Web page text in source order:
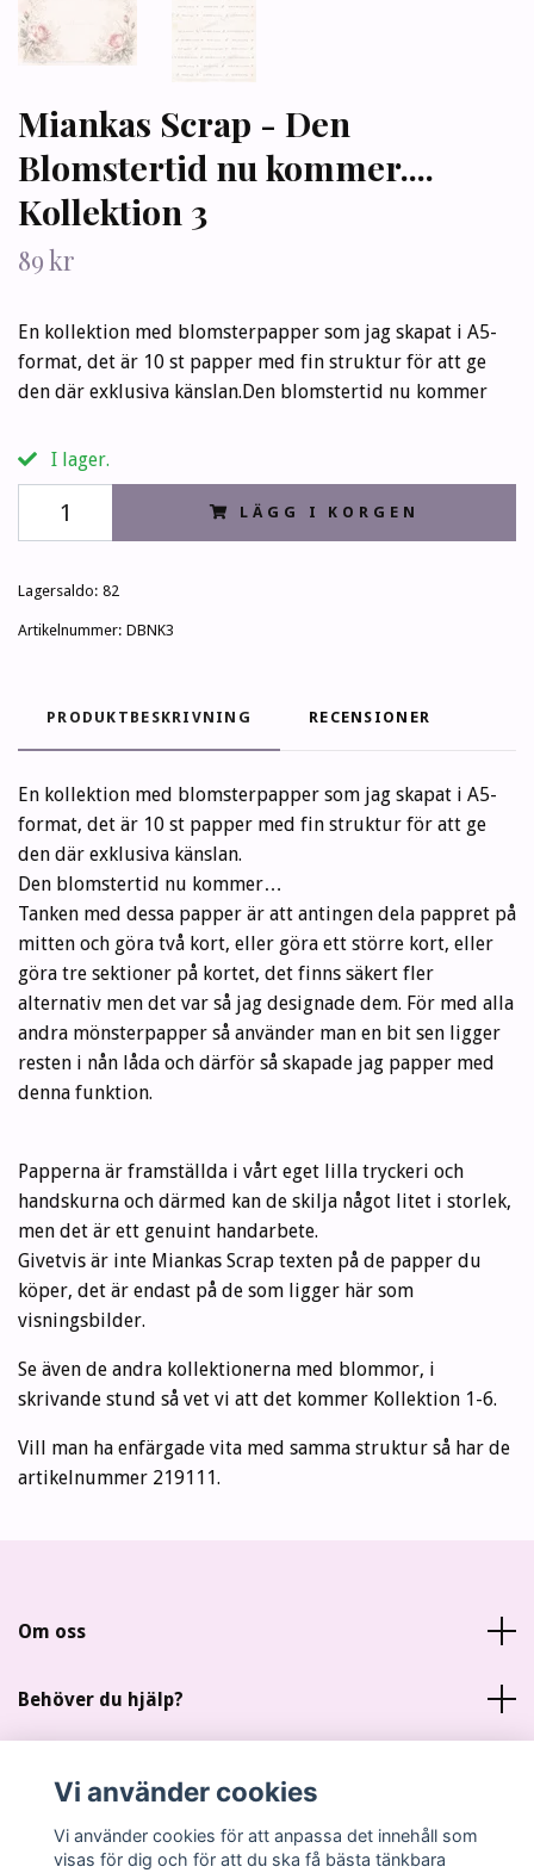
Miankas Scrap - Den
Blomstertid nu kommer....
Kollektion 3
89 kr
En kollektion med blomsterpapper som jag skapat i A5-
format, det är 10 st papper med fin struktur för att ge
den där exklusiva känslan.Den blomstertid nu kommer
I lager.
LÄGG I KORGEN
Lagersaldo: 82
Artikelnummer: DBNK3
PRODUKTBESKRIVNING RECENSIONER
En kollektion med blomsterpapper som jag skapat i A5-
format, det är 10 st papper med fin struktur för att ge
den där exklusiva känslan.
Den blomstertid nu kommer…
Tanken med dessa papper är att antingen dela pappret på
mitten och göra två kort, eller göra ett större kort, eller
göra tre sektioner på kortet, det finns säkert fler
alternativ men det var så jag designade dem. För med alla
andra mönsterpapper så använder man en bit sen ligger
resten i nån låda och därför så skapade jag papper med
denna funktion.
Papperna är framställda i vårt eget lilla tryckeri och
handskurna och därmed kan de skilja något litet i storlek,
men det är ett genuint handarbete.
Givetvis är inte Miankas Scrap texten på de papper du
köper, det är endast på de som ligger här som
visningsbilder.
Se även de andra kollektionerna med blommor, i
skrivande stund så vet vi att det kommer Kollektion 1-6.
Vill man ha enfärgade vita med samma struktur så har de
artikelnummer 219111.
Om oss
Behöver du hjälp?
Sociala medier
Vi använder cookies
Vi använder cookies för att anpassa det innehåll som
visas för dig och för att du ska få bästa tänkbara